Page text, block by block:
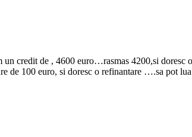
un credit de , 4600 euro…rasmas 4200,si
de 100 euro, si doresc o refinantare ….sa pot